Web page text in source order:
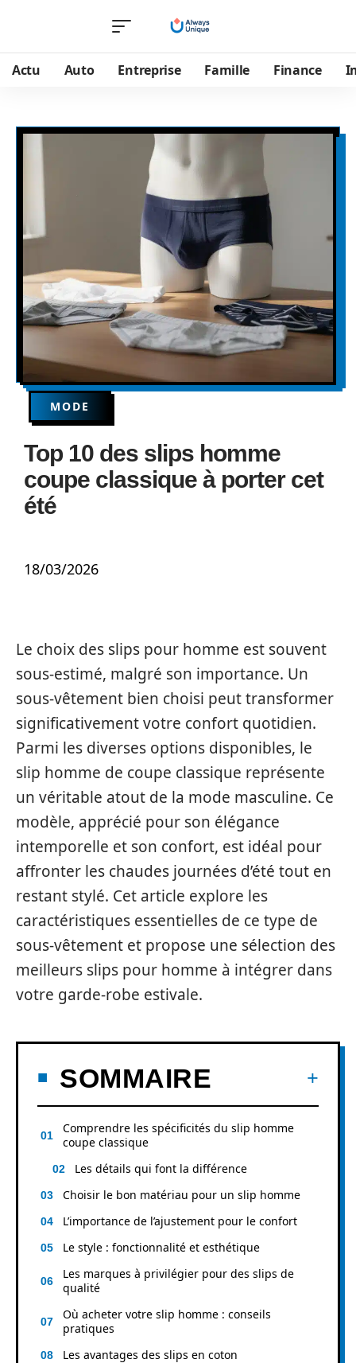
Actu Auto Entreprise Famille Finance
MODE
Top 10 des slips homme
coupe classique à porter cet
été
18/03/2026
Le choix des slips pour homme est souvent
sous-estimé, malgré son importance. Un
sous-vêtement bien choisi peut transformer
significativement votre confort quotidien.
Parmi les diverses options disponibles, le
slip homme de coupe classique représente
un véritable atout de la mode masculine. Ce
modèle, apprécié pour son élégance
intemporelle et son confort, est idéal pour
affronter les chaudes journées d’été tout en
restant stylé. Cet article explore les
caractéristiques essentielles de ce type de
sous-vêtement et propose une sélection des
meilleurs slips pour homme à intégrer dans
votre garde-robe estivale.
SOMMAIRE
Comprendre les spécificités du slip homme
coupe classique
Les détails qui font la différence
Choisir le bon matériau pour un slip homme
L’importance de l’ajustement pour le confort
Le style : fonctionnalité et esthétique
Les marques à privilégier pour des slips de
qualité
Où acheter votre slip homme : conseils
pratiques
Les avantages des slips en coton